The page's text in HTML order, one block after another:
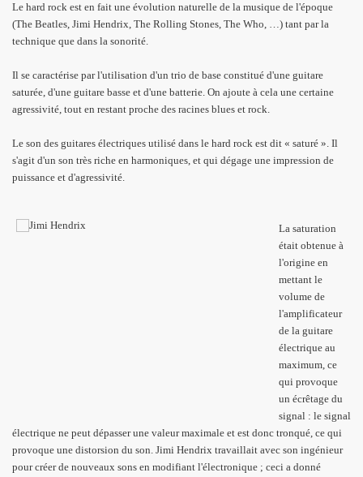
Le hard rock est en fait une évolution naturelle de la musique de l'époque
(The Beatles, Jimi Hendrix, The Rolling Stones, The Who, …) tant par la
technique que dans la sonorité.
Il se caractérise par l'utilisation d'un trio de base constitué d'une guitare
saturée, d'une guitare basse et d'une batterie. On ajoute à cela une certaine
agressivité, tout en restant proche des racines blues et rock.
Le son des guitares électriques utilisé dans le hard rock est dit « saturé ». Il
s'agit d'un son très riche en harmoniques, et qui dégage une impression de
puissance et d'agressivité.
La saturation
était obtenue à
l'origine en
mettant le
volume de
l'amplificateur
de la guitare
électrique au
maximum, ce
qui provoque
un écrêtage du
signal : le signal
électrique ne peut dépasser une valeur maximale et est donc tronqué, ce qui
provoque une distorsion du son. Jimi Hendrix travaillait avec son ingénieur
pour créer de nouveaux sons en modifiant l'électronique ; ceci a donné